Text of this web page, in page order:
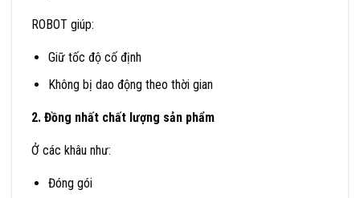
ROBOT giúp:
Giữ tốc độ cố định
Không bị dao động theo thời gian
2. Đồng nhất chất lượng sản phẩm
Ở các khâu như:
Đóng gói